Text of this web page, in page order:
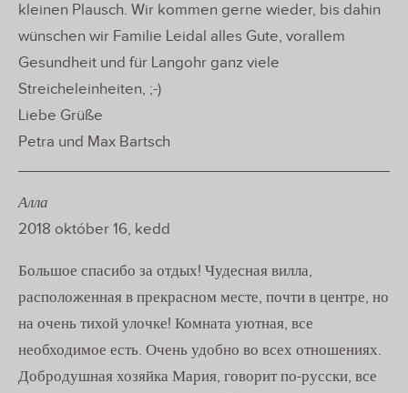
kleinen Plausch. Wir kommen gerne wieder, bis dahin
wünschen wir Familie Leidal alles Gute, vorallem
Gesundheit und für Langohr ganz viele
Streicheleinheiten, ;-)
Liebe Grüße
Petra und Max Bartsch
Алла
2018 október 16, kedd
Большое спасибо за отдых! Чудесная вилла,
расположенная в прекрасном месте, почти в центре, но
на очень тихой улочке! Комната уютная, все
необходимое есть. Очень удобно во всех отношениях.
Добродушная хозяйка Мария, говорит по-русски, все